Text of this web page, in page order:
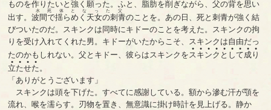
ものを作りたいと強く願った。ふと、脂肪を削ぎながら、父の背を思い
出す。波間で揺らめく天女の刺青
水死体となった父
のことを。あの日、死と刺青が強く結
びついたのだ。スキンクは同時にキドーのことを考えた。スキンクの拘
りを受け入れてくれた男。キドーがいたからこそ、スキンクは自由だっ
たのかもしれない。父とキドー、彼らはスキンクをス
●
キ
●
ン
●
ク
●
と
●
し
●
て
●
成
●
り
●
立
●
た
●
せ
●
た
●
。
「ありがとうございます」
スキンクは頭を下げた。すべてに感謝している。額から滲む汗が顎を
流れ、喉を濡らす。刃物を置き、無意識に掛け時計を見上げる。静か